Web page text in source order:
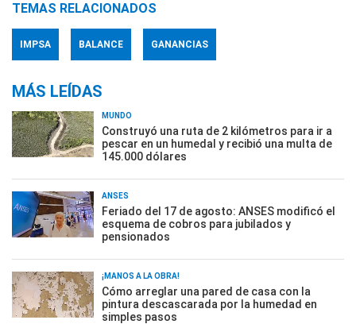
TEMAS RELACIONADOS
IMPSA BALANCE GANANCIAS
MÁS LEÍDAS
MUNDO
Construyó una ruta de 2 kilómetros para ir a
pescar en un humedal y recibió una multa de
145.000 dólares
ANSES
Feriado del 17 de agosto: ANSES modificó el
esquema de cobros para jubilados y
pensionados
¡MANOS A LA OBRA!
Cómo arreglar una pared de casa con la
pintura descascarada por la humedad en
simples pasos